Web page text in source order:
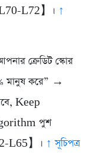
L72】। ↑
ক্রেডিট স্কোর
মানুষ করে” →
Keep
পুশ
L65】। ↑ সূচিপত্র